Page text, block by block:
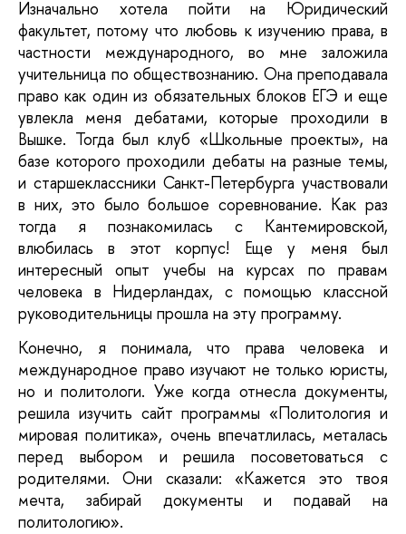
Изначально хотела пойти на Юридический
факультет, потому что любовь к изучению права, в
частности международного, во мне заложила
учительница по обществознанию. Она преподавала
право как один из обязательных блоков ЕГЭ и еще
увлекла меня дебатами, которые проходили в
Вышке. Тогда был клуб «Школьные проекты», на
базе которого проходили дебаты на разные темы,
и старшеклассники Санкт-Петербурга участвовали
в них, это было большое соревнование. Как раз
тогда я познакомилась с Кантемировской,
влюбилась в этот корпус! Еще у меня был
интересный опыт учебы на курсах по правам
человека в Нидерландах, с помощью классной
руководительницы прошла на эту программу.
Конечно, я понимала, что права человека и
международное право изучают не только юристы,
но и политологи. Уже когда отнесла документы,
решила изучить сайт программы «Политология и
мировая политика», очень впечатлилась, металась
перед выбором и решила посоветоваться с
родителями. Они сказали: «Кажется это твоя
мечта, забирай документы и подавай на
политологию».